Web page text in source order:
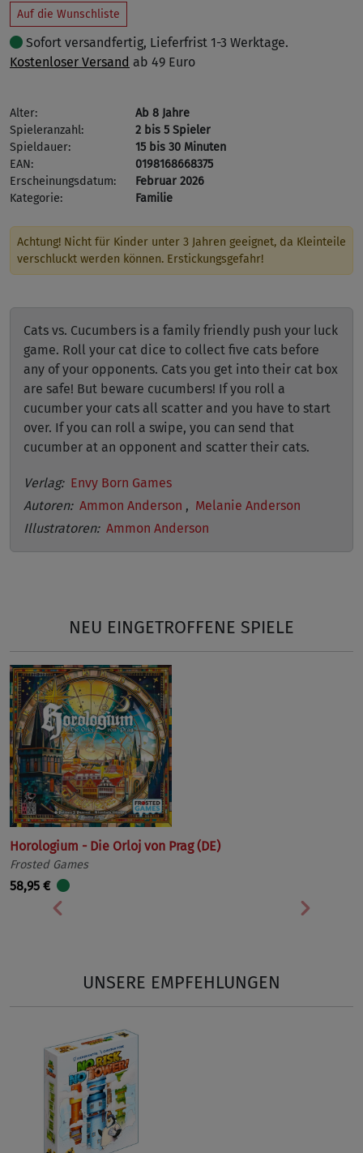
Auf die Wunschliste
Sofort versandfertig, Lieferfrist 1-3 Werktage.
Kostenloser Versand ab 49 Euro
Alter:
Ab 8 Jahre
Spieleranzahl:
2 bis 5 Spieler
Spieldauer:
15 bis 30 Minuten
EAN:
0198168668375
Erscheinungsdatum:
Februar 2026
Kategorie:
Familie
Achtung! Nicht für Kinder unter 3 Jahren geeignet, da Kleinteile
verschluckt werden können. Erstickungsgefahr!
Cats vs. Cucumbers is a family friendly push your luck
game. Roll your cat dice to collect five cats before
any of your opponents. Cats you get into their cat box
are safe! But beware cucumbers! If you roll a
cucumber your cats all scatter and you have to start
over. If you can roll a swipe, you can send that
cucumber at an opponent and scatter their cats.
Verlag: Envy Born Games
Autoren: Ammon Anderson , Melanie Anderson
Illustratoren: Ammon Anderson
NEU EINGETROFFENE SPIELE
Horologium - Die Orloj von Prag (DE)
Frosted Games
58,95 €
Vorherige
UNSERE EMPFEHLUNGEN